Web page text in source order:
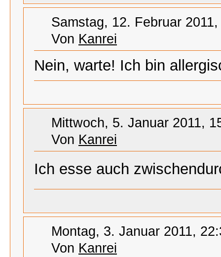
Samstag, 12. Februar
Von Kanrei
Nein, warte! Ich bin
Mittwoch, 5. Januar 2011,
Von Kanrei
Ich esse auch
Montag, 3. Januar 2011,
Von Kanrei